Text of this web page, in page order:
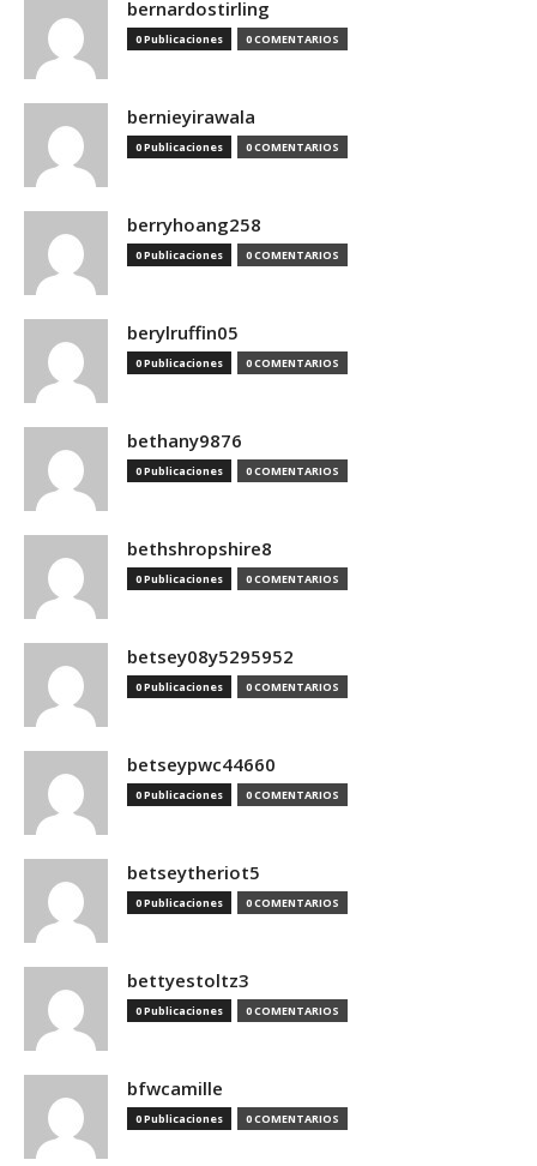
bernardostirling
0 Publicaciones 0 COMENTARIOS
bernieyirawala
0 Publicaciones 0 COMENTARIOS
berryhoang258
0 Publicaciones 0 COMENTARIOS
berylruffin05
0 Publicaciones 0 COMENTARIOS
bethany9876
0 Publicaciones 0 COMENTARIOS
bethshropshire8
0 Publicaciones 0 COMENTARIOS
betsey08y5295952
0 Publicaciones 0 COMENTARIOS
betseypwc44660
0 Publicaciones 0 COMENTARIOS
betseytheriot5
0 Publicaciones 0 COMENTARIOS
bettyestoltz3
0 Publicaciones 0 COMENTARIOS
bfwcamille
0 Publicaciones 0 COMENTARIOS